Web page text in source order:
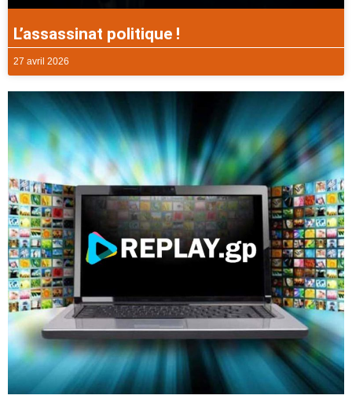
L’assassinat politique !
27 avril 2026